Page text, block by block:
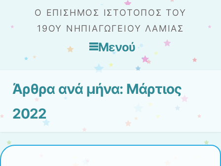
Ο ΕΠΊΣΗΜΟΣ ΙΣΤΌΤΟΠΟΣ ΤΟΥ
19ΟΥ ΝΗΠΙΑΓΩΓΕΊΟΥ ΛΑΜΊΑΣ
Μενού
Άρθρα ανά μήνα: Μάρτιος
2022